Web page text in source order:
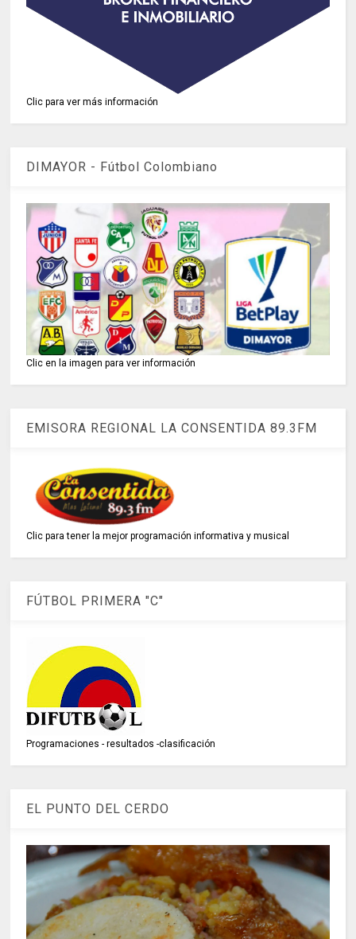
Clic para ver más información
DIMAYOR - Fútbol Colombiano
Clic en la imagen para ver información
EMISORA REGIONAL LA CONSENTIDA 89.3FM
Clic para tener la mejor programación informativa y musical
FÚTBOL PRIMERA "C"
Programaciones - resultados -clasificación
EL PUNTO DEL CERDO